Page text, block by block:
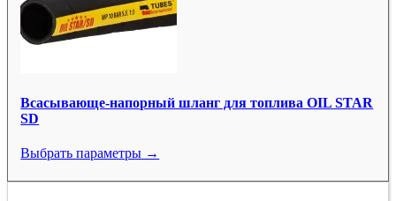
Всасывающе-напорный шланг для топлива OIL STAR
SD
Выбрать параметры →